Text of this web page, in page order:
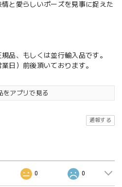
と愛らしいポーズを見事に捉えた
品、もしくは並行輸入品です。
日）前後頂いております。
をアプリで見る
通報する
0 0